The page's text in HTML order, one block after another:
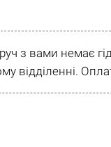
з вами немає
відділенні.